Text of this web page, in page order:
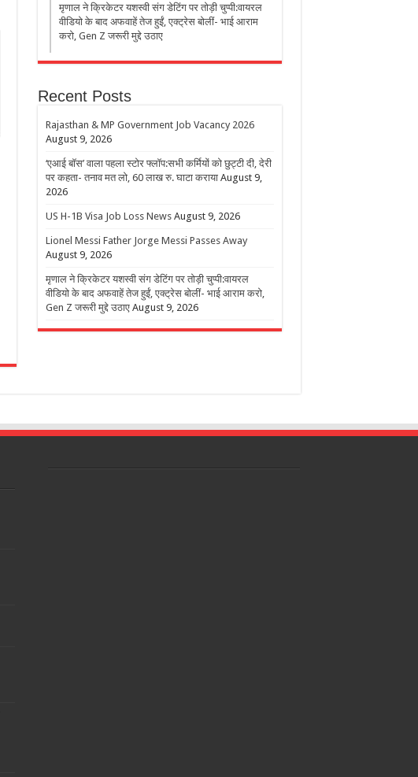
मृणाल ने क्रिकेटर यशस्वी संग डेटिंग पर तोड़ी चुप्पी:वायरल
वीडियो के बाद अफवाहें तेज हुईं, एक्ट्रेस बोलीं- भाई आराम
करो, Gen Z जरूरी मुद्दे उठाए
Recent Posts
Rajasthan & MP Government Job Vacancy 2026
August 9, 2026
‘एआई बॉस’ वाला पहला स्टोर फ्लॉप:सभी कर्मियों को छुट्टी दी, देरी
पर कहता- तनाव मत लो, 60 लाख रु. घाटा कराया August 9,
2026
US H-1B Visa Job Loss News August 9, 2026
Lionel Messi Father Jorge Messi Passes Away
August 9, 2026
मृणाल ने क्रिकेटर यशस्वी संग डेटिंग पर तोड़ी चुप्पी:वायरल
वीडियो के बाद अफवाहें तेज हुईं, एक्ट्रेस बोलीं- भाई आराम करो,
Gen Z जरूरी मुद्दे उठाए August 9, 2026